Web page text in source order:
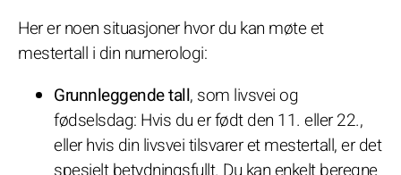
Her er noen situasjoner hvor du kan møte et
mestertall i din numerologi:
Grunnleggende tall, som livsvei og
fødselsdag: Hvis du er født den 11. eller 22.,
eller hvis din livsvei tilsvarer et mestertall, er det